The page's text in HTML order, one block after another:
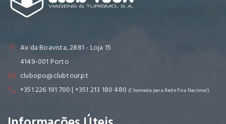
Av da Boavista, 2881 - Loja 15
4149-001 Porto
clubopo@clubtour.pt
+351 226 191 700 | +351 213 180 480 (Chamada para Rede Fixa Nacional)